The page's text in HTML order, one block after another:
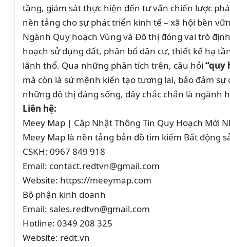
tầng, giám sát thực hiện đến tư vấn chiến lược
nền tảng cho sự phát triển kinh tế – xã hội bền
Ngành Quy hoạch Vùng và Đô thị đóng vai trò
hoạch sử dụng đất, phân bổ dân cư, thiết kế hạ
lãnh thổ. Qua những phân tích trên, câu hỏi “quy
mà còn là sứ mệnh kiến tạo tương lai, bảo đảm
những đô thị đáng sống, đây chắc chắn là ngành
Liên hệ:
Meey Map | Cập Nhật Thông Tin Quy Hoạch Mới
Meey Map là nền tảng bản đồ tìm kiếm Bất động
CSKH: 0967 849 918
Email: contact.redtvn@gmail.com
Website: https://meeymap.com
Bộ phận kinh doanh
Email: sales.redtvn@gmail.com
Hotline: 0349 208 325
Website: redt.vn